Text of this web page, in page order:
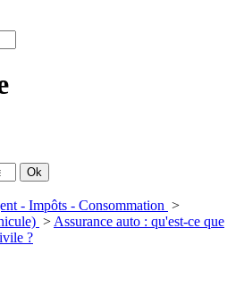
- Impôts - Consommation >
> Assurance auto : qu'est-ce que
?